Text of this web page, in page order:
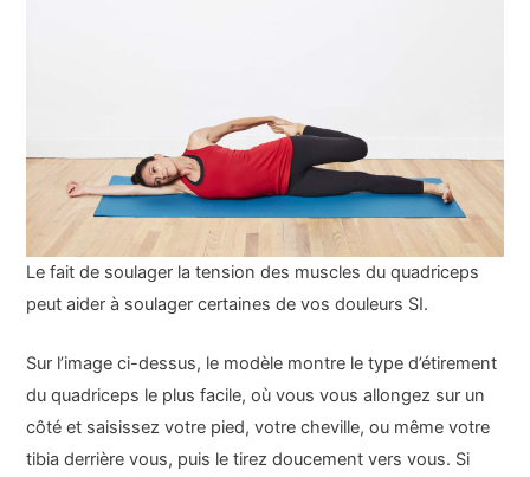
Le fait de soulager la tension des muscles du quadriceps
peut aider à soulager certaines de vos douleurs SI.
Sur l’image ci-dessus, le modèle montre le type d’étirement
du quadriceps le plus facile, où vous vous allongez sur un
côté et saisissez votre pied, votre cheville, ou même votre
tibia derrière vous, puis le tirez doucement vers vous. Si